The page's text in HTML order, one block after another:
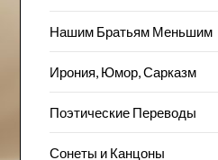
Нашим Братьям Меньшим
Ирония, Юмор, Сарказм
Поэтические Переводы
Сонеты и Канцоны